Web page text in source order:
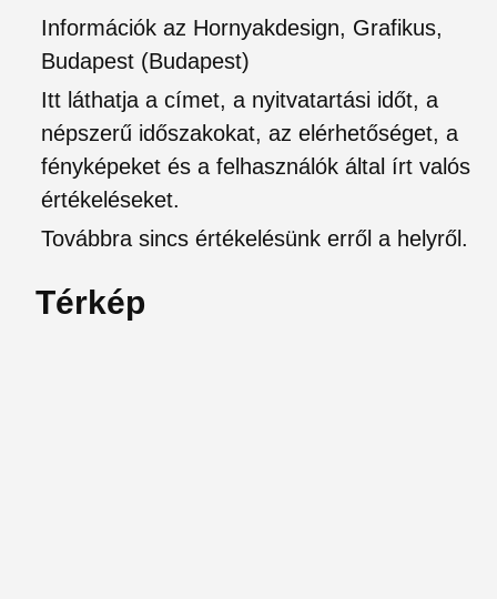
Információk az Hornyakdesign, Grafikus,
Budapest (Budapest)
Itt láthatja a címet, a nyitvatartási időt, a
népszerű időszakokat, az elérhetőséget, a
fényképeket és a felhasználók által írt valós
értékeléseket.
Továbbra sincs értékelésünk erről a helyről.
Térkép